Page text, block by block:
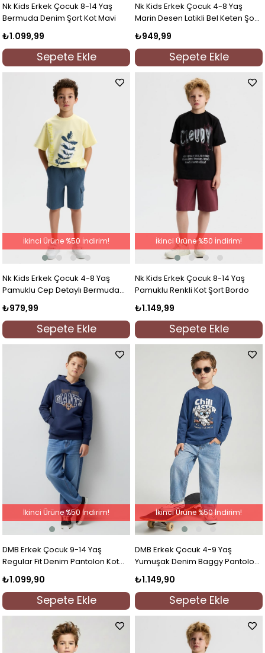
Nk Kids Erkek Çocuk 8-14 Yaş
Bermuda Denim Şort Kot Mavi
₺1.099,99
Sepete Ekle
Nk Kids Erkek Çocuk 4-8 Yaş
Marin Desen Latikli Bel Keten Şort
Mavi
₺949,99
Sepete Ekle
Nk Kids Erkek Çocuk 4-8 Yaş
Pamuklu Cep Detaylı Bermuda
Şort İndigo
₺979,99
Sepete Ekle
İkinci Ürüne %50 İndirim!
Nk Kids Erkek Çocuk 8-14 Yaş
Pamuklu Renkli Kot Şort Bordo
₺1.149,99
Sepete Ekle
İkinci Ürüne %50 İndirim!
DMB Erkek Çocuk 9-14 Yaş
Regular Fit Denim Pantolon Kot
Mavi
₺1.099,90
Sepete Ekle
İkinci Ürüne %50 İndirim!
DMB Erkek Çocuk 4-9 Yaş
Yumuşak Denim Baggy Pantolon
Mavi
₺1.149,90
Sepete Ekle
İkinci Ürüne %50 İndirim!